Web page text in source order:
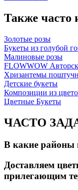
Также часто
Золотые розы
Букеты из голубой
Малиновые розы
FLOWWOW
Хризантемы
Детские букеты
Композиции из
Цветные Букеты
ЧАСТО
В какие районы
Доставляем
прилегающим